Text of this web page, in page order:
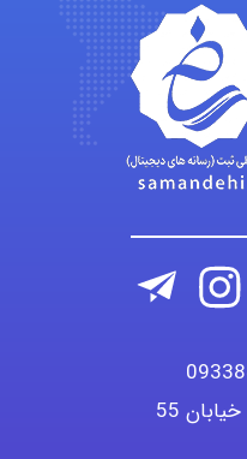
emami
ehtesham
55